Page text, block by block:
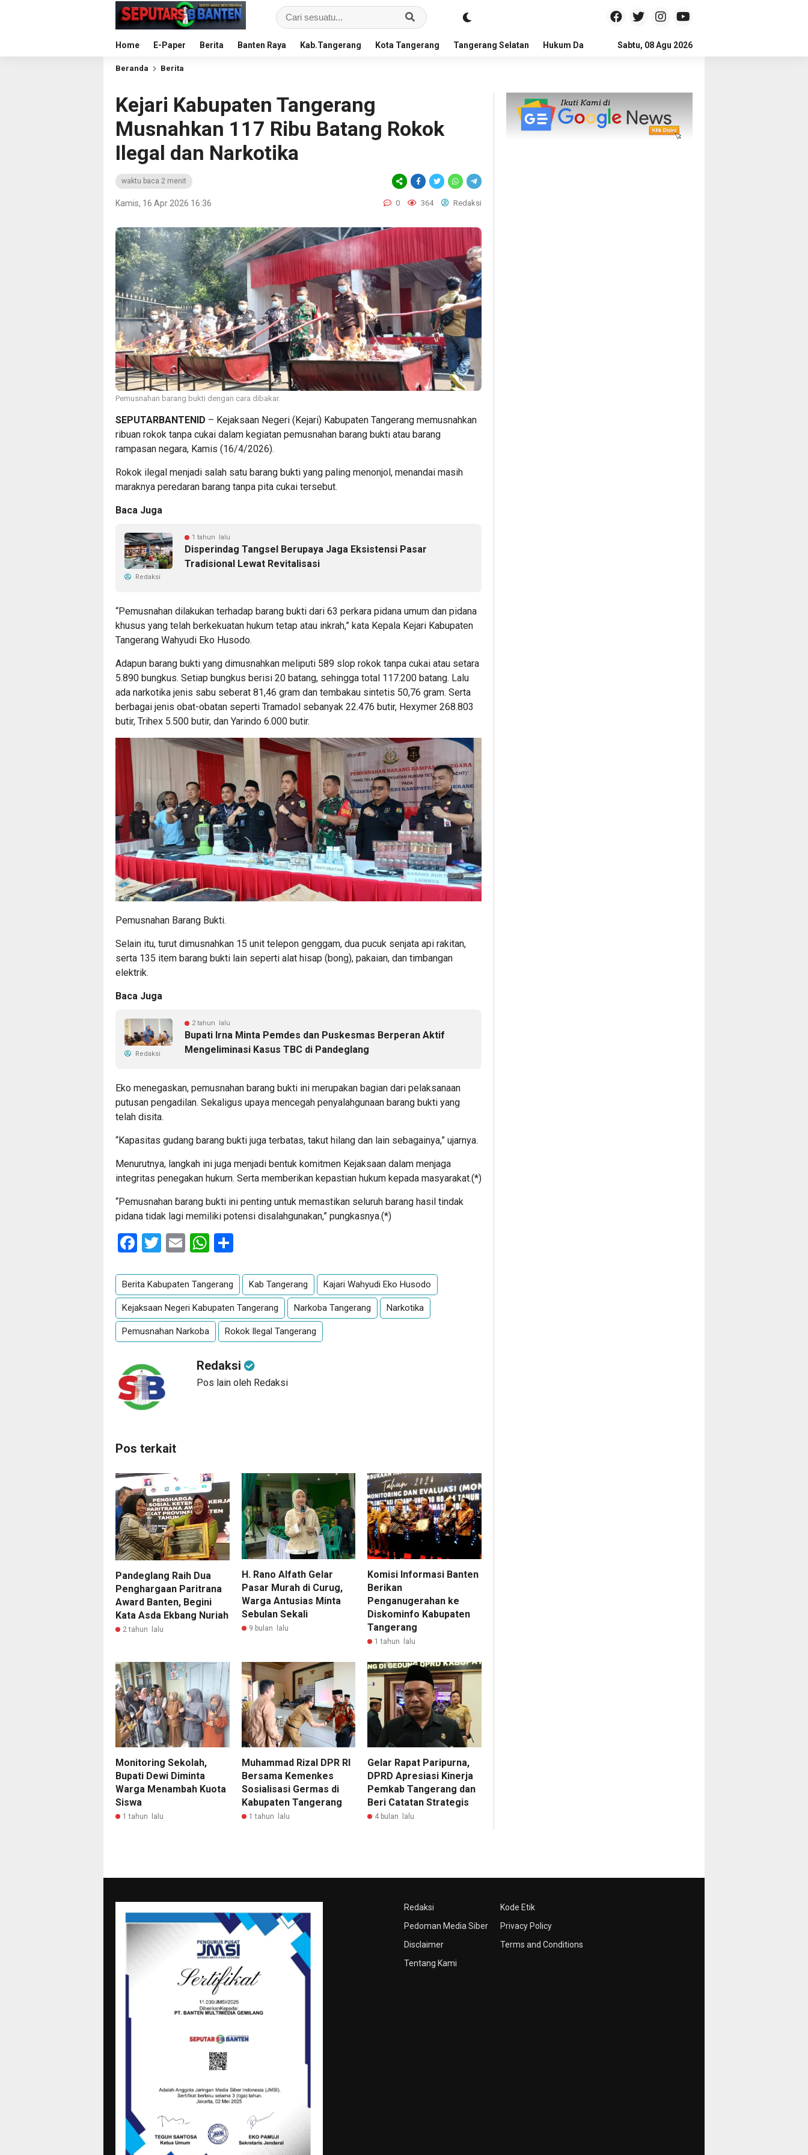
Home E-Paper Berita Banten Raya Kab.Tangerang Kota Tangerang Tangerang Selatan Hukum Dan Kriminal Politik Pendidikan
Sabtu, 08 Agu 2026
Beranda Berita
Kejari Kabupaten Tangerang
Musnahkan 117 Ribu Batang Rokok
Ilegal dan Narkotika
waktu baca 2 menit
Kamis, 16 Apr 2026 16:36 0 364 Redaksi
Pemusnahan barang bukti dengan cara dibakar.
SEPUTARBANTENID – Kejaksaan Negeri (Kejari) Kabupaten Tangerang memusnahkan
ribuan rokok tanpa cukai dalam kegiatan pemusnahan barang bukti atau barang
rampasan negara, Kamis (16/4/2026).
Rokok ilegal menjadi salah satu barang bukti yang paling menonjol, menandai masih
maraknya peredaran barang tanpa pita cukai tersebut.
Baca Juga
1 tahun lalu
Disperindag Tangsel Berupaya Jaga Eksistensi Pasar
Tradisional Lewat Revitalisasi
Redaksi
“Pemusnahan dilakukan terhadap barang bukti dari 63 perkara pidana umum dan pidana
khusus yang telah berkekuatan hukum tetap atau inkrah,” kata Kepala Kejari Kabupaten
Tangerang Wahyudi Eko Husodo.
Adapun barang bukti yang dimusnahkan meliputi 589 slop rokok tanpa cukai atau setara
5.890 bungkus. Setiap bungkus berisi 20 batang, sehingga total 117.200 batang. Lalu
ada narkotika jenis sabu seberat 81,46 gram dan tembakau sintetis 50,76 gram. Serta
berbagai jenis obat-obatan seperti Tramadol sebanyak 22.476 butir, Hexymer 268.803
butir, Trihex 5.500 butir, dan Yarindo 6.000 butir.
Pemusnahan Barang Bukti.
Selain itu, turut dimusnahkan 15 unit telepon genggam, dua pucuk senjata api rakitan,
serta 135 item barang bukti lain seperti alat hisap (bong), pakaian, dan timbangan
elektrik.
Baca Juga
2 tahun lalu
Bupati Irna Minta Pemdes dan Puskesmas Berperan Aktif
Mengeliminasi Kasus TBC di Pandeglang
Redaksi
Eko menegaskan, pemusnahan barang bukti ini merupakan bagian dari pelaksanaan
putusan pengadilan. Sekaligus upaya mencegah penyalahgunaan barang bukti yang
telah disita.
“Kapasitas gudang barang bukti juga terbatas, takut hilang dan lain sebagainya,” ujarnya.
Menurutnya, langkah ini juga menjadi bentuk komitmen Kejaksaan dalam menjaga
integritas penegakan hukum. Serta memberikan kepastian hukum kepada masyarakat.(*)
“Pemusnahan barang bukti ini penting untuk memastikan seluruh barang hasil tindak
pidana tidak lagi memiliki potensi disalahgunakan,” pungkasnya.(*)
Facebook
Twitter
EmailWhatsApp
Berita Kabupaten Tangerang Kab Tangerang Kajari Wahyudi Eko Husodo
Kejaksaan Negeri Kabupaten Tangerang Narkoba Tangerang Narkotika
Pemusnahan Narkoba Rokok Ilegal Tangerang
Redaksi
Pos lain oleh Redaksi
Pos terkait
Pandeglang Raih Dua
Penghargaan Paritrana
Award Banten, Begini
Kata Asda Ekbang Nuriah
2 tahun lalu
H. Rano Alfath Gelar
Pasar Murah di Curug,
Warga Antusias Minta
Sebulan Sekali
9 bulan lalu
Komisi Informasi Banten
Berikan
Penganugerahan ke
Diskominfo Kabupaten
Tangerang
1 tahun lalu
Monitoring Sekolah,
Bupati Dewi Diminta
Warga Menambah Kuota
Siswa
1 tahun lalu
Muhammad Rizal DPR RI
Bersama Kemenkes
Sosialisasi Germas di
Kabupaten Tangerang
1 tahun lalu
Gelar Rapat Paripurna,
DPRD Apresiasi Kinerja
Pemkab Tangerang dan
Beri Catatan Strategis
4 bulan lalu
Redaksi
Pedoman Media Siber
Disclaimer
Tentang Kami
Kode Etik
Privacy Policy
Terms and Conditions